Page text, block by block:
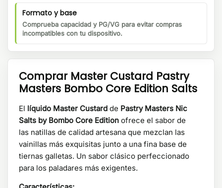
Formato y base
Comprueba capacidad y PG/VG para evitar compras
incompatibles con tu dispositivo.
Comprar Master Custard Pastry
Masters Bombo Core Edition Salts
El líquido Master Custard de Pastry Masters Nic
Salts by Bombo Core Edition ofrece el sabor de
las natillas de calidad artesana que mezclan las
vainillas más exquisitas junto a una fina base de
tiernas galletas. Un sabor clásico perfeccionado
para los paladares más exigentes.